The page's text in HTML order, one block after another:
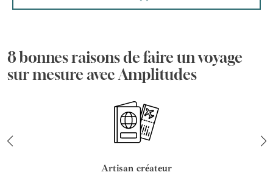
8 bonnes raisons de faire un voyage
sur mesure avec Amplitudes
Artisan créateur